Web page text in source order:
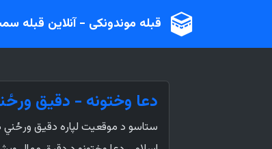
قبله موندونکی - آنلاین قبله
دعا وختونه - دقيق
ستاسو د موقعیت لپاره دقیق ورځني